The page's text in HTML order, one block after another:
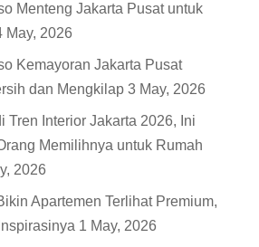
Menteng Jakarta Pusat untuk
May, 2026
Kemayoran Jakarta Pusat
dan Mengkilap 3 May, 2026
Tren Interior Jakarta 2026, Ini
Memilihnya untuk Rumah
2026
Apartemen Terlihat Premium,
1 May, 2026